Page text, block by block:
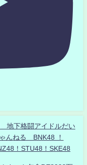
地下格闘アイドルだい
んねる BNK48 ！
！STU48！SKE48